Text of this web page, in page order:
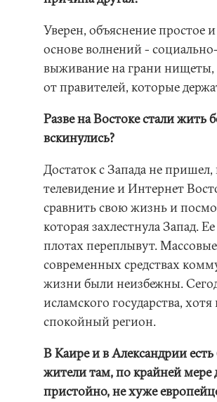
Уверен, объяснение простое
основе волнений -
выживание на грани нищеты,
от правителей, которые
Разве на Востоке стали жить
вскинулись?
Достаток с Запада не
телевидение и Интернет
сравнить свою жизнь и
которая захлестнула Запад.
плотах переплывут.
современных средствах
жизни были неизбежны.
исламского государства,
спокойный регион.
В Каире и в Александрии
жители там, по крайней мере
пристойно, не хуже